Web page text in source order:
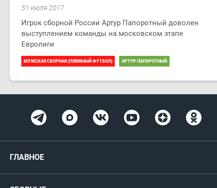
31 июля 2017
Игрок сборной России Артур Папоротный доволен
выступлением команды на московском этапе
Евролиги
МУЖСКАЯ СБОРНАЯ (ПЛЯЖНЫЙ ФУТБОЛ) АРТУР ПАПОРОТНЫЙ
ГЛАВНОЕ